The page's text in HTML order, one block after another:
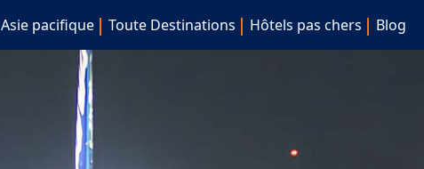
Asie pacifique Toute Destinations Hôtels pas chers Blog